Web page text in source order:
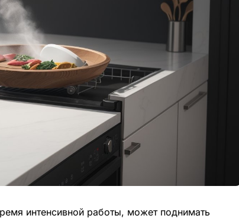
интенсивной работы, может поднимать